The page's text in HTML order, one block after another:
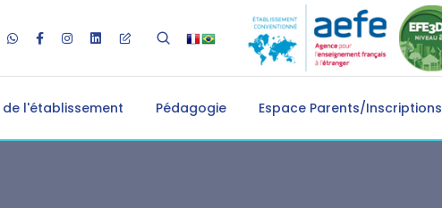
de l'établissement Pédagogie Espace Parents/Inscriptions